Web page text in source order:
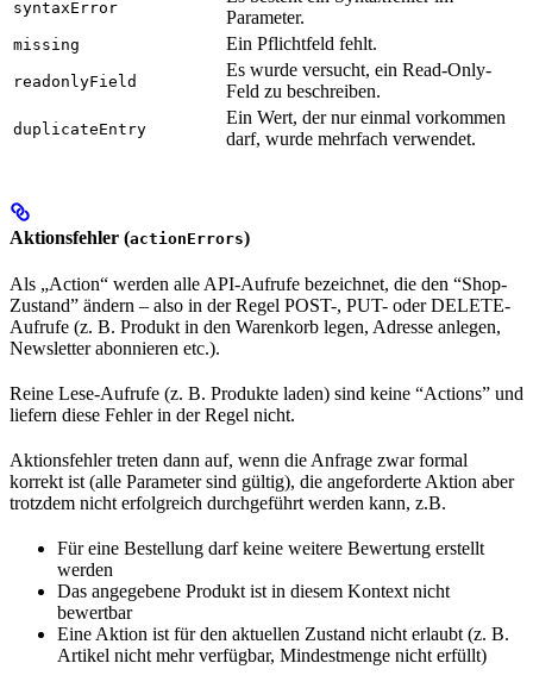
syntaxError
Parameter.
missing Ein Pflichtfeld fehlt.
readonlyField
Es wurde versucht, ein Read-Only-
Feld zu beschreiben.
duplicateEntry
Ein Wert, der nur einmal vorkommen
darf, wurde mehrfach verwendet.
Aktionsfehler (actionErrors)
Als „Action“ werden alle API-Aufrufe bezeichnet, die den “Shop-
Zustand” ändern – also in der Regel POST-, PUT- oder DELETE-
Aufrufe (z. B. Produkt in den Warenkorb legen, Adresse anlegen,
Newsletter abonnieren etc.).
Reine Lese-Aufrufe (z. B. Produkte laden) sind keine “Actions” und
liefern diese Fehler in der Regel nicht.
Aktionsfehler treten dann auf, wenn die Anfrage zwar formal
korrekt ist (alle Parameter sind gültig), die angeforderte Aktion aber
trotzdem nicht erfolgreich durchgeführt werden kann, z.B.
Für eine Bestellung darf keine weitere Bewertung erstellt
werden
Das angegebene Produkt ist in diesem Kontext nicht
bewertbar
Eine Aktion ist für den aktuellen Zustand nicht erlaubt (z. B.
Artikel nicht mehr verfügbar, Mindestmenge nicht erfüllt)